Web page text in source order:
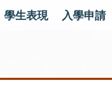
學生表現 入學申請